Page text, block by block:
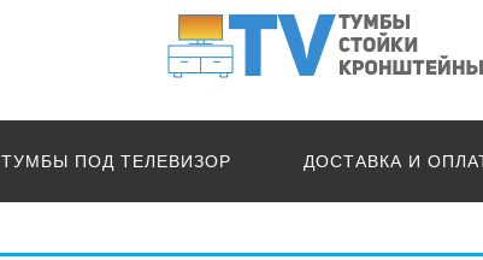
ТУМБЫ ПОД ТЕЛЕВИЗОР ДОСТАВКА И